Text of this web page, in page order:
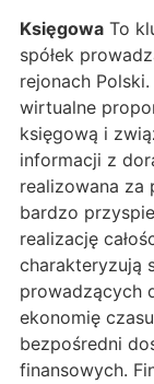
Księgowa To
spółek
rejonach
wirtualne
księgową i
informacji z
realizowana
bardzo
realizację
charakteryzują
prowadzących
ekonomię
bezpośredni
finansowych.